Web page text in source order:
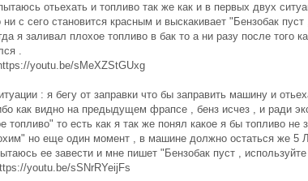
отьехать и топливо так же как и в первых двух
ни с сего становится красным и выскакивает "Бензобак
я заливал плохое топливо в бак то а ни разу после того
.
youtu.be/sMeXZStGUxg
: я бегу от заправки что бы заправить машину и
видно на предыдущем фрапсе , бенз исчез , и ради
топливо" то есть как я так же понял какое я бы топливо
но еще один момент , в машине должно остаться же
ее завести и мне пишет "Бензобак пуст , используйте
youtu.be/sSNrRYeijFs